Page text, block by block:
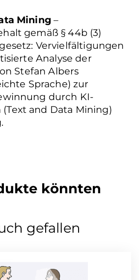
Mining –
gemäß § 44b (3)
Vervielfältigungen
Analyse der
Stefan Albers
Sprache) zur
durch KI-
and Data Mining)
könnten
gefallen